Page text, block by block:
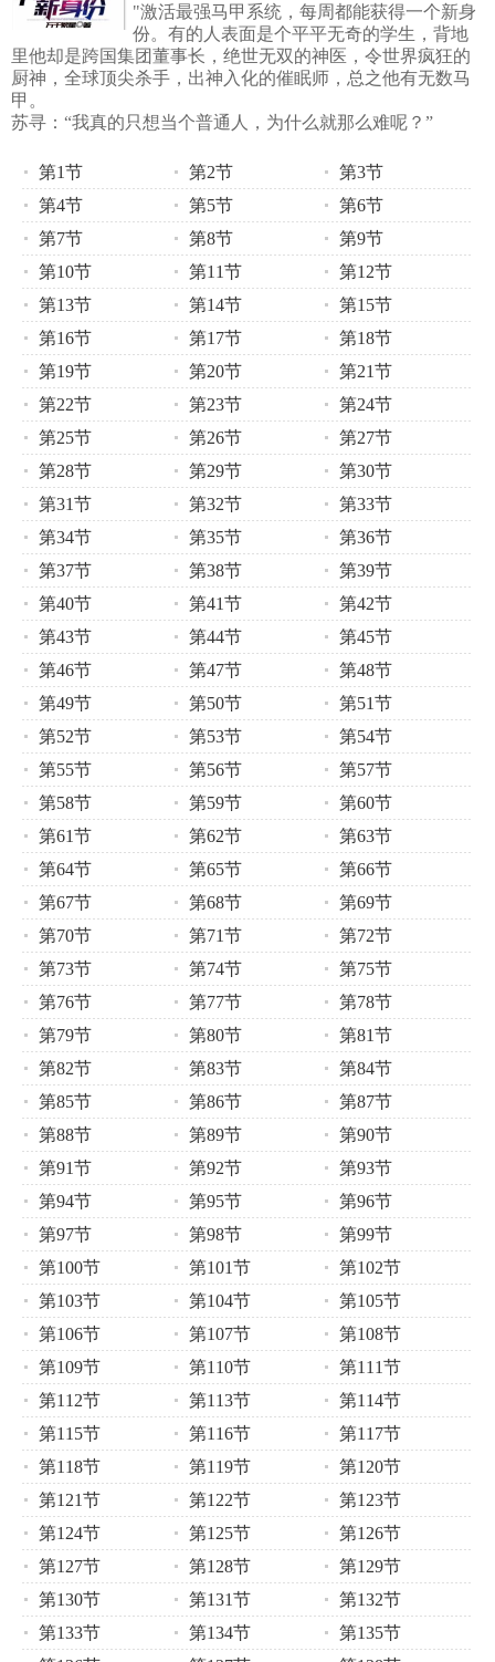
"激活最强马甲系统，每周都能获得一个新身
份。有的人表面是个平平无奇的学生，背地
里他却是跨国集团董事长，绝世无双的神医，令世界疯狂的
厨神，全球顶尖杀手，出神入化的催眠师，总之他有无数马
甲。
苏寻：“我真的只想当个普通人，为什么就那么难呢？”
第1节 第2节
第3节
第4节
第5节
第6节
第7节
第8节
第9节
第10节
第11节
第12节
第13节
第14节
第15节
第16节
第17节
第18节
第19节
第20节
第21节
第22节
第23节
第24节
第25节
第26节
第27节
第28节
第29节
第30节
第31节
第32节
第33节
第34节
第35节
第36节
第37节
第38节
第39节
第40节
第41节
第42节
第43节
第44节
第45节
第46节
第47节
第48节
第49节
第50节
第51节
第52节
第53节
第54节
第55节
第56节
第57节
第58节
第59节
第60节
第61节
第62节
第63节
第64节
第65节
第66节
第67节
第68节
第69节
第70节
第71节
第72节
第73节
第74节
第75节
第76节
第77节
第78节
第79节
第80节
第81节
第82节
第83节
第84节
第85节
第86节
第87节
第88节
第89节
第90节
第91节
第92节
第93节
第94节
第95节
第96节
第97节
第98节
第99节
第100节
第101节
第102节
第103节
第104节
第105节
第106节
第107节
第108节
第109节
第110节
第111节
第112节
第113节
第114节
第115节
第116节
第117节
第118节
第119节
第120节
第121节
第122节
第123节
第124节
第125节
第126节
第127节
第128节
第129节
第130节
第131节
第132节
第133节
第134节
第135节